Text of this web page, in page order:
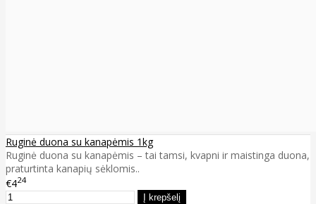
Ruginė duona su kanapėmis 1kg
Ruginė duona su kanapėmis – tai tamsi, kvapni ir maistinga duona,
praturtinta kanapių sėklomis..
€424